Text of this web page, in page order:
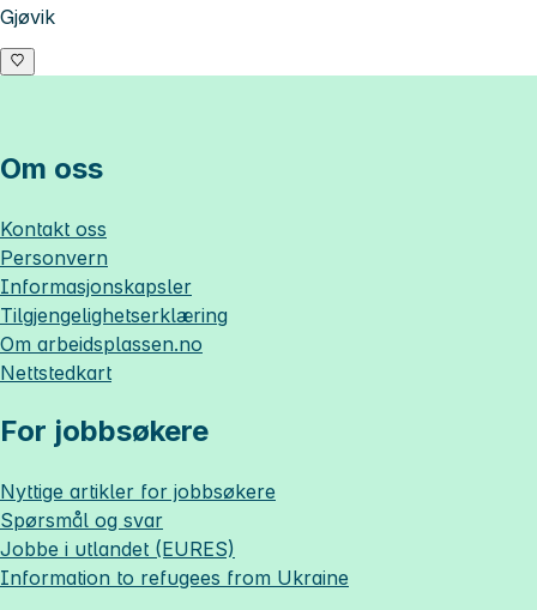
Gjøvik
Om oss
Kontakt oss
Personvern
Informasjonskapsler
Tilgjengelighetserklæring
Om arbeidsplassen.no
Nettstedkart
For jobbsøkere
Nyttige artikler for jobbsøkere
Spørsmål og svar
Jobbe i utlandet (EURES)
Information to refugees from Ukraine